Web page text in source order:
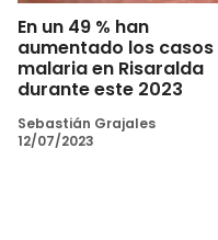
En un 49 % han
aumentado los casos
malaria en Risaralda
durante este 2023
Sebastián Grajales
12/07/2023